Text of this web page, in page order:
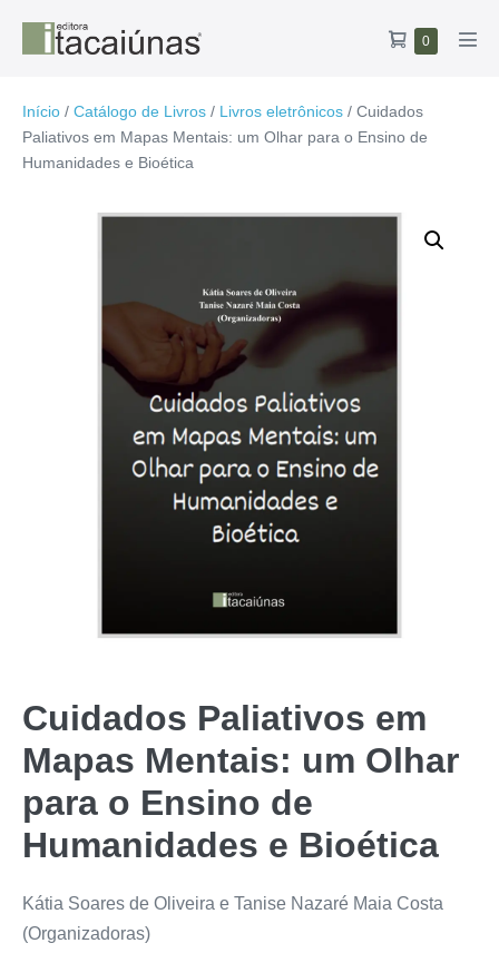
conteúdo
Carrinho
0Itens
Início / Catálogo de Livros / Livros eletrônicos / Cuidados
Paliativos em Mapas Mentais: um Olhar para o Ensino de
Humanidades e Bioética
Cuidados Paliativos em
Mapas Mentais: um Olhar
para o Ensino de
Humanidades e Bioética
Kátia Soares de Oliveira e Tanise Nazaré Maia Costa
(Organizadoras)